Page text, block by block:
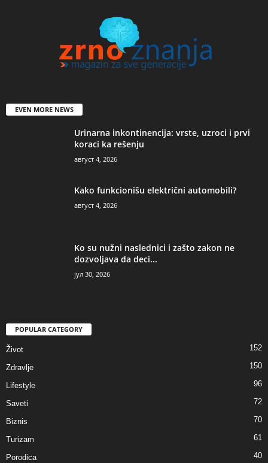
EVEN MORE NEWS
Urinarna inkontinencija: vrste, uzroci i prvi
koraci ka rešenju
август 4, 2026
Kako funkcionišu električni automobili?
август 4, 2026
Ko su nužni naslednici i zašto zakon ne
dozvoljava da deci...
јул 30, 2026
POPULAR CATEGORY
Život 152
Zdravlje 150
Lifestyle 96
Saveti 72
Biznis 70
Turizam 61
Porodica 40